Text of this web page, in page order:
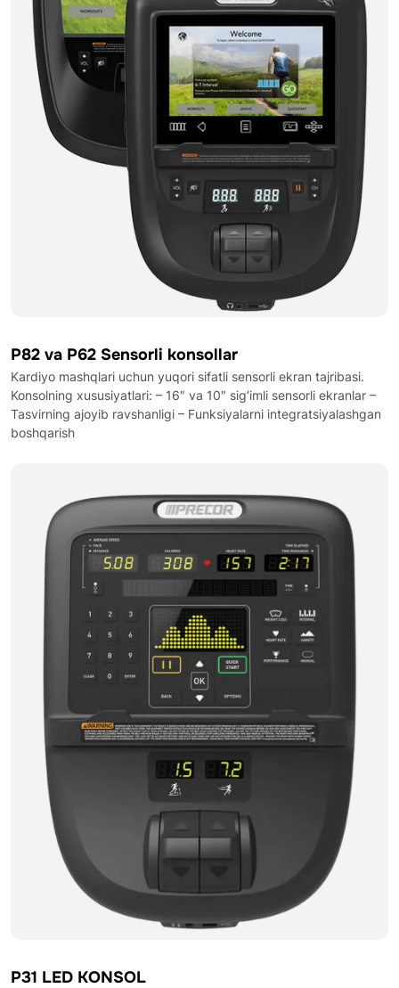
P82 va P62 Sensorli konsollar
Kardiyo mashqlari uchun yuqori sifatli sensorli ekran tajribasi.
Konsolning xususiyatlari: – 16″ va 10″ sig’imli sensorli ekranlar –
Tasvirning ajoyib ravshanligi – Funksiyalarni integratsiyalashgan
boshqarish
P31 LED KONSOL